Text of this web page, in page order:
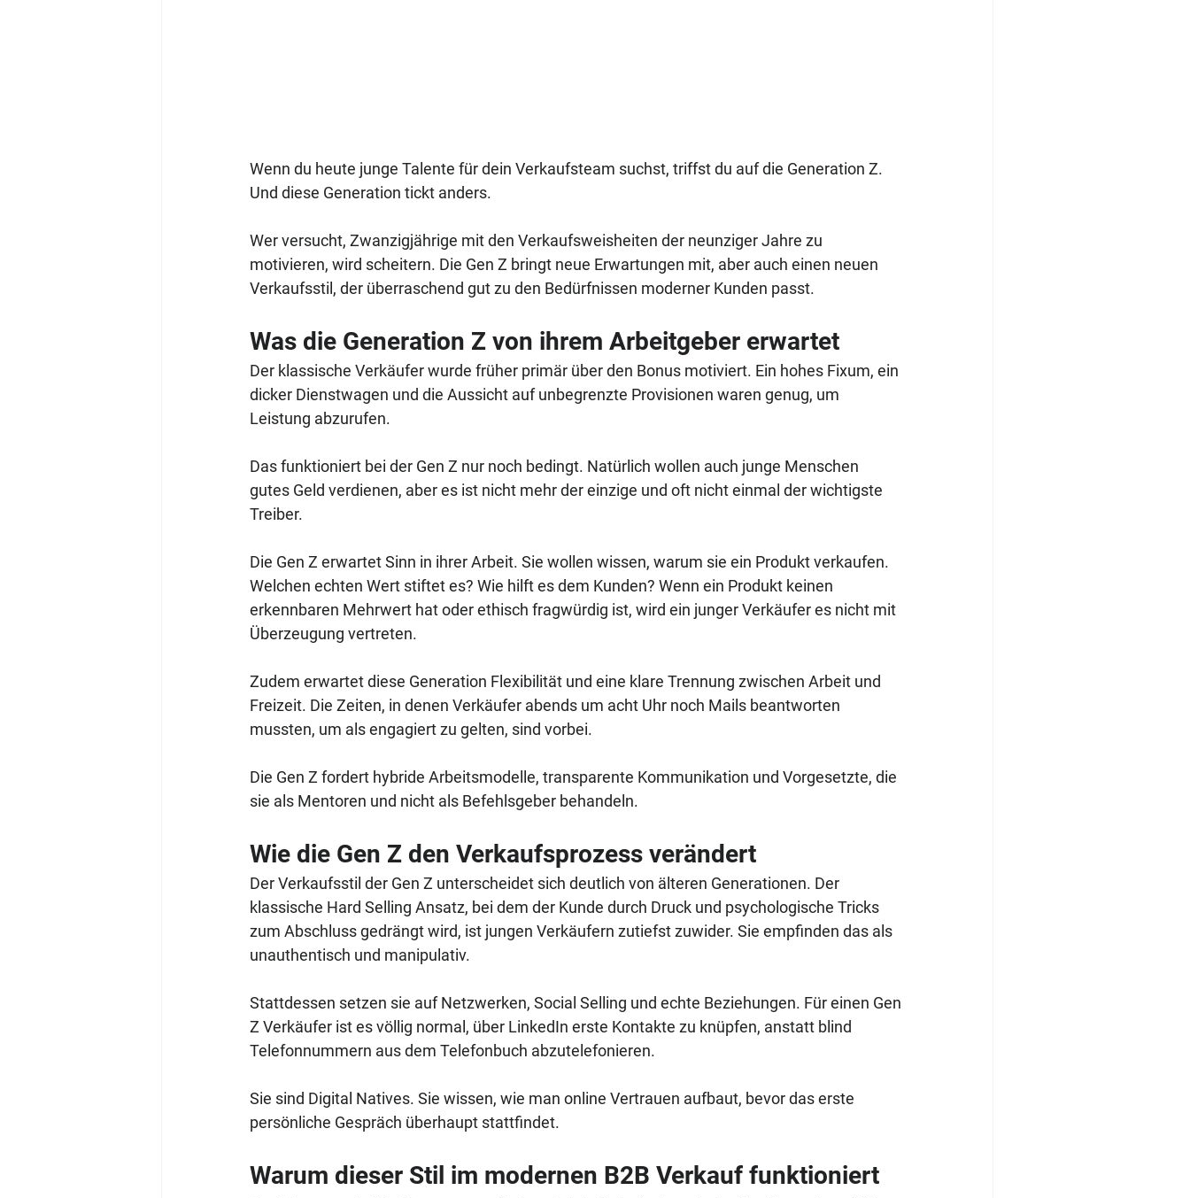
Wenn du heute junge Talente für dein Verkaufsteam suchst, triffst du auf die Generation Z.
Und diese Generation tickt anders.
Wer versucht, Zwanzigjährige mit den Verkaufsweisheiten der neunziger Jahre zu
motivieren, wird scheitern. Die Gen Z bringt neue Erwartungen mit, aber auch einen neuen
Verkaufsstil, der überraschend gut zu den Bedürfnissen moderner Kunden passt.
Was die Generation Z von ihrem Arbeitgeber erwartet
Der klassische Verkäufer wurde früher primär über den Bonus motiviert. Ein hohes Fixum, ein
dicker Dienstwagen und die Aussicht auf unbegrenzte Provisionen waren genug, um
Leistung abzurufen.
Das funktioniert bei der Gen Z nur noch bedingt. Natürlich wollen auch junge Menschen
gutes Geld verdienen, aber es ist nicht mehr der einzige und oft nicht einmal der wichtigste
Treiber.
Die Gen Z erwartet Sinn in ihrer Arbeit. Sie wollen wissen, warum sie ein Produkt verkaufen.
Welchen echten Wert stiftet es? Wie hilft es dem Kunden? Wenn ein Produkt keinen
erkennbaren Mehrwert hat oder ethisch fragwürdig ist, wird ein junger Verkäufer es nicht mit
Überzeugung vertreten.
Zudem erwartet diese Generation Flexibilität und eine klare Trennung zwischen Arbeit und
Freizeit. Die Zeiten, in denen Verkäufer abends um acht Uhr noch Mails beantworten
mussten, um als engagiert zu gelten, sind vorbei.
Die Gen Z fordert hybride Arbeitsmodelle, transparente Kommunikation und Vorgesetzte, die
sie als Mentoren und nicht als Befehlsgeber behandeln.
Wie die Gen Z den Verkaufsprozess verändert
Der Verkaufsstil der Gen Z unterscheidet sich deutlich von älteren Generationen. Der
klassische Hard Selling Ansatz, bei dem der Kunde durch Druck und psychologische Tricks
zum Abschluss gedrängt wird, ist jungen Verkäufern zutiefst zuwider. Sie empfinden das als
unauthentisch und manipulativ.
Stattdessen setzen sie auf Netzwerken, Social Selling und echte Beziehungen. Für einen Gen
Z Verkäufer ist es völlig normal, über LinkedIn erste Kontakte zu knüpfen, anstatt blind
Telefonnummern aus dem Telefonbuch abzutelefonieren.
Sie sind Digital Natives. Sie wissen, wie man online Vertrauen aufbaut, bevor das erste
persönliche Gespräch überhaupt stattfindet.
Warum dieser Stil im modernen B2B Verkauf funktioniert